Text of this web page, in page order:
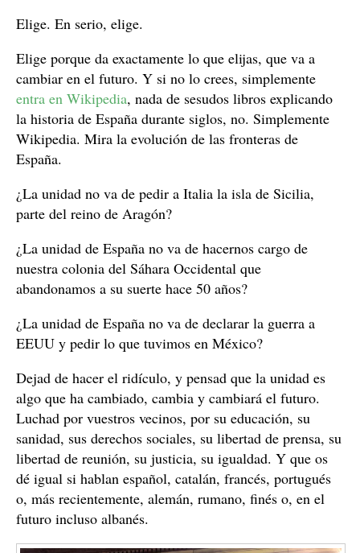
Elige. En serio, elige.
Elige porque da exactamente lo que elijas, que va a
cambiar en el futuro. Y si no lo crees, simplemente
entra en Wikipedia, nada de sesudos libros explicando
la historia de España durante siglos, no. Simplemente
Wikipedia. Mira la evolución de las fronteras de
España.
¿La unidad no va de pedir a Italia la isla de Sicilia,
parte del reino de Aragón?
¿La unidad de España no va de hacernos cargo de
nuestra colonia del Sáhara Occidental que
abandonamos a su suerte hace 50 años?
¿La unidad de España no va de declarar la guerra a
EEUU y pedir lo que tuvimos en México?
Dejad de hacer el ridículo, y pensad que la unidad es
algo que ha cambiado, cambia y cambiará el futuro.
Luchad por vuestros vecinos, por su educación, su
sanidad, sus derechos sociales, su libertad de prensa, su
libertad de reunión, su justicia, su igualdad. Y que os
dé igual si hablan español, catalán, francés, portugués
o, más recientemente, alemán, rumano, finés o, en el
futuro incluso albanés.